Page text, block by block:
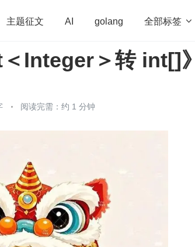
主题征文 AI golang 全部标签 
算法 学习方法 Web3.0 高
Integer＞转 int[]
阅读完需：约 1 分钟